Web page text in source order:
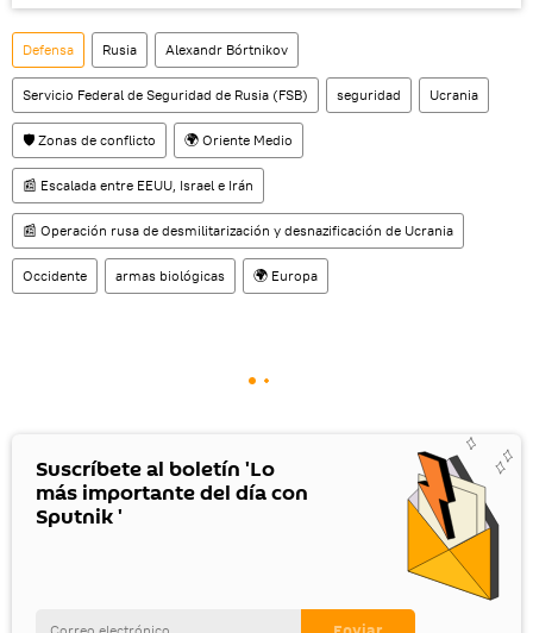
Defensa Rusia Alexandr Bórtnikov
Servicio Federal de Seguridad de Rusia (FSB) seguridad Ucrania
🛡️ Zonas de conflicto 🌍 Oriente Medio
📰 Escalada entre EEUU, Israel e Irán
📰 Operación rusa de desmilitarización y desnazificación de Ucrania
Occidente armas biológicas 🌍 Europa
Suscríbete al boletín 'Lo
más importante del día con
Sputnik '